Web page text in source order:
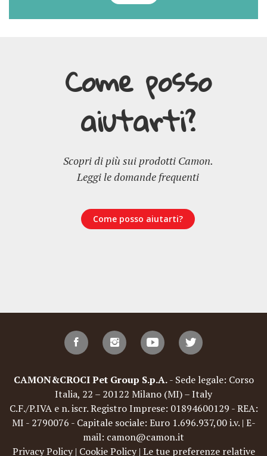
Come posso
aiutarti?
Scopri di più sui prodotti Camon.
Leggi le domande frequenti
Come posso aiutarti?
CAMON&CROCI Pet Group S.p.A.- Sede legale: Corso
Italia, 22 – 20122 Milano (MI) – Italy
C.F./P.IVA e n. iscr. Registro Imprese: 01894600129 - REA:
MI - 2790076 - Capitale sociale: Euro 1.696.937,00 i.v. | E-
mail: camon@camon.it
Privacy Policy| Cookie Policy| Le tue preferenze relative